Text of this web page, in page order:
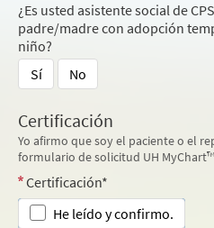
¿Es usted asistente social de
padre/madre con adopción
niño?
Sí
No
Certificación
Yo afirmo que soy el paciente o el
formulario de solicitud UH
Certificación*
He leído y confirmo.